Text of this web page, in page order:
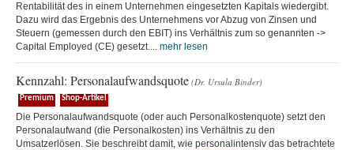
Rentabilität des in einem Unternehmen eingesetzten Kapitals wiedergibt.
Dazu wird das Ergebnis des Unternehmens vor Abzug von Zinsen und
Steuern (gemessen durch den EBIT) ins Verhältnis zum so genannten ->
Capital Employed (CE) gesetzt.... mehr lesen
Kennzahl: Personalaufwandsquote (Dr. Ursula Binder)
Premium Shop-Artikel
Die Personalaufwandsquote (oder auch Personalkostenquote) setzt den
Personalaufwand (die Personalkosten) ins Verhältnis zu den
Umsatzerlösen. Sie beschreibt damit, wie personalintensiv das betrachtete